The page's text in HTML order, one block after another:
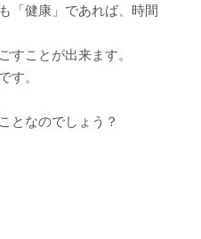
「健康」であれば、時間
すことが出来ます。
す。
となのでしょう？